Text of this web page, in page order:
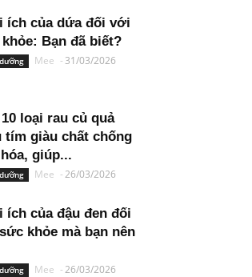
ích của dứa đối với
Bạn đã biết?
Mee - 31/03/2026
loại rau củ quả
tím giàu chất chống
giúp...
Mee -26/03/2026
ích của đậu đen đối
khỏe mà bạn nên
Mee -26/03/2026